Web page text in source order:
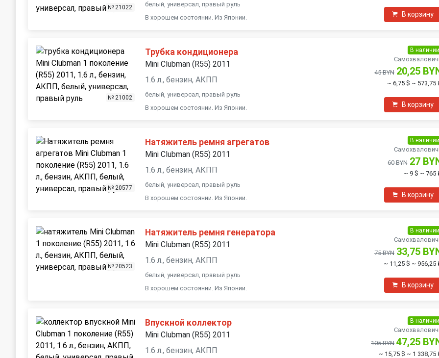
№ 21022
белый, универсал, правый руль
В хорошем состоянии. Из Японии.
В корзину
№ 21002
Трубка кондиционера
Mini Clubman (R55) 2011
1.6 л., бензин, АКПП
белый, универсал, правый руль
В хорошем состоянии. Из Японии.
В наличии
45 BYN 20,25
~ 6,75 $ ~ 573,75
В корзину
№ 20577
Натяжитель ремня агрегатов
Mini Clubman (R55) 2011
1.6 л., бензин, АКПП
белый, универсал, правый руль
В хорошем состоянии. Из Японии.
В наличии
60 BYN 27
~ 9 $ ~ 765
В корзину
№ 20523
Натяжитель ремня генератора
Mini Clubman (R55) 2011
1.6 л., бензин, АКПП
белый, универсал, правый руль
В хорошем состоянии. Из Японии.
В наличии
75 BYN 33,75
~ 11,25 $ ~ 956,25
В корзину
Впускной коллектор
Mini Clubman (R55) 2011
1.6 л., бензин, АКПП
В наличии
105 BYN 47,25
~ 15,75 $ ~ 1 338,75